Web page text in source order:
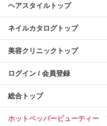
ヘアスタイルトップ
ネイルカタログトップ
美容クリニックトップ
ログイン / 会員登録
総合トップ
ホットペッパービューティー